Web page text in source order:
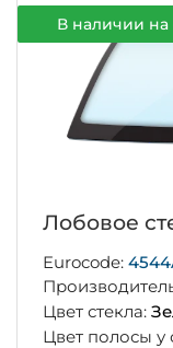
В наличии на
Лобовое
Eurocode:
Цвет стекла:
Цвет полосы у